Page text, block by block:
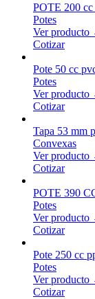
POTE 200
Potes
Ver producto
Cotizar
Pote 50 cc
Potes
Ver producto
Cotizar
Tapa 53 mm
Convexas
Ver producto
Cotizar
POTE 390
Potes
Ver producto
Cotizar
Pote 250 cc
Potes
Ver producto
Cotizar